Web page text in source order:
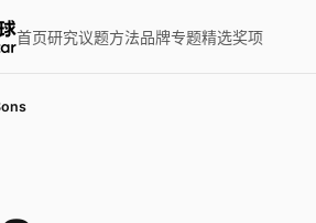
首页研究议题方法品牌专题精选奖项